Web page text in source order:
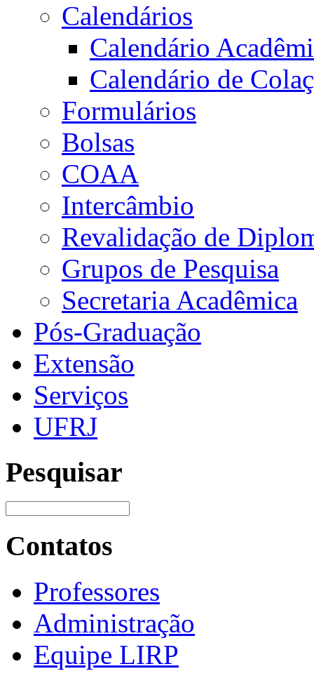
Calendários
Calendário
Calendário de
Formulários
Bolsas
COAA
Intercâmbio
Revalidação de
Grupos de Pesquisa
Secretaria Acadêmica
Pós-Graduação
Extensão
Serviços
UFRJ
Pesquisar
Contatos
Professores
Administração
Equipe LIRP